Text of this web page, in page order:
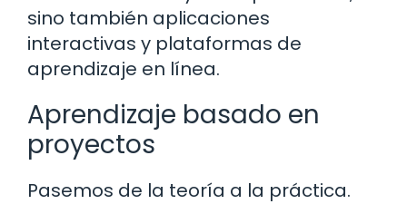
sino también aplicaciones
interactivas y plataformas de
aprendizaje en línea.
Aprendizaje basado en
proyectos
Pasemos de la teoría a la práctica.